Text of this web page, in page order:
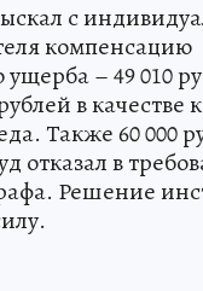
с
компенсацию
– 49 010
в качестве
Также 60 000
отказал в
Решение